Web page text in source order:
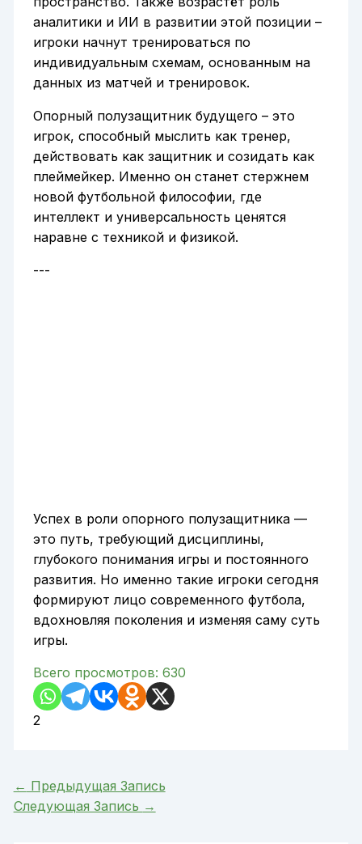
аналитики и ИИ в развитии этой позиции –
игроки начнут тренироваться по
индивидуальным схемам, основанным на
данных из матчей и тренировок.
Опорный полузащитник будущего – это
игрок, способный мыслить как тренер,
действовать как защитник и созидать как
плеймейкер. Именно он станет стержнем
новой футбольной философии, где
интеллект и универсальность ценятся
наравне с техникой и физикой.
---
Успех в роли опорного полузащитника —
это путь, требующий дисциплины,
глубокого понимания игры и постоянного
развития. Но именно такие игроки сегодня
формируют лицо современного футбола,
вдохновляя поколения и изменяя саму суть
игры.
Всего просмотров: 630
2
← Предыдущая Запись
Следующая Запись →